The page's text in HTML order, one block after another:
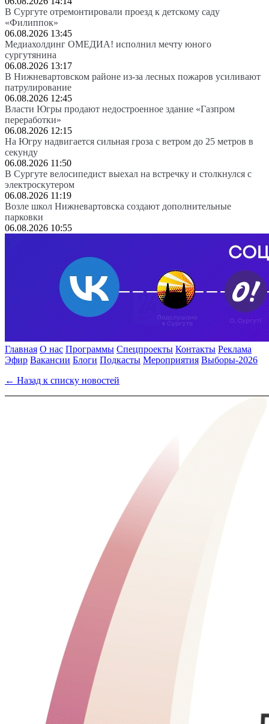
В Сургуте отремонтировали проезд к детскому саду
«Филиппок»
06.08.2026 13:45
Медиахолдинг ОМЕДИА! исполнил мечту юного
сургутянина
06.08.2026 13:17
В Нижневартовском районе из-за лесных пожаров усиливают
патрулирование
06.08.2026 12:45
Власти Югры продают недостроенное здание «Газпром
переработки»
06.08.2026 12:15
На Югру надвигается сильная гроза с ветром до 25 метров в
секунду
06.08.2026 11:50
В Сургуте велосипедист выехал на встречку и столкнулся с
электроскутером
06.08.2026 11:19
Возле школ Нижневартовска создают дополнительные
парковки
06.08.2026 10:55
Главная О нас Программы Спецпроекты Контакты Реклама
Эфир Вакансии Блоги Подкасты Мероприятия Выборы-2026
← Назад к списку новостей